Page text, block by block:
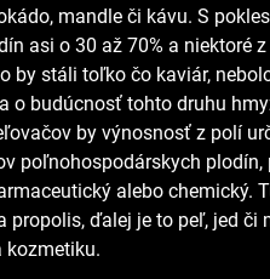
mandle či kávu. S
asi o 30 až 70% a niektoré
by stáli toľko čo kaviár,
o budúcnosť tohto druhu
by výnosnosť z polí
poľnohospodárskych plodín,
alebo chemický.
ďalej je to peľ, jed či
kozmetiku.